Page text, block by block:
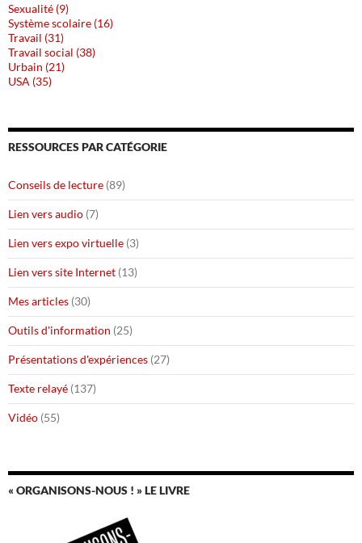
Sexualité (9)
Système scolaire (16)
Travail (31)
Travail social (38)
Urbain (21)
USA (35)
RESSOURCES PAR CATÉGORIE
Conseils de lecture (89)
Lien vers audio (7)
Lien vers expo virtuelle (3)
Lien vers site Internet (13)
Mes articles (30)
Outils d'information (25)
Présentations d'expériences (27)
Texte relayé (137)
Vidéo (55)
« ORGANISONS-NOUS ! » LE LIVRE